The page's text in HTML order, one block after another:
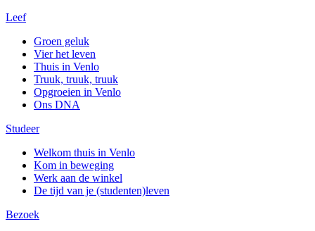
Leef
Groen geluk
Vier het leven
Thuis in Venlo
Truuk, truuk, truuk
Opgroeien in Venlo
Ons DNA
Studeer
Welkom thuis in Venlo
Kom in beweging
Werk aan de winkel
De tijd van je (studenten)leven
Bezoek